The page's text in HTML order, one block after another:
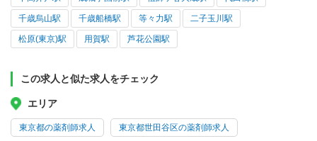
千歳烏山駅 千歳船橋駅 等々力駅 二子玉川駅
松原(東京)駅 用賀駅 芦花公園駅
この求人と似た求人をチェック
エリア
東京都の薬剤師求人 東京都世田谷区の薬剤師求人